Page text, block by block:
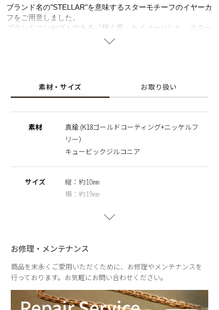
ブランド名の"STELLAR"を意味するスターモチーフのイヤーカ
フをご用意しました。
ブランドコンセプトである『輝く星』をイメージした、スター
のフォルムとランダムに並べたサイズ違いのジルコニアは、見
りの目を惹く主役級アイテムです。
華奢なサイズ感でデイリー使いしやすく、カジュアルからキレ
イめまでコーデを選ばず大活躍。
ーを使用し肌にやさしく、大切な人へのギフトとしてもオスス
イヤリング、イヤーカフのお得なSET(-￥3,300) >>
金属製のアクセサリーに含まれるニッケルで引き起こるアレル
素材・サイズ お取り扱い
素材
真鍮 (K18ゴールドコーティング+ニッケルフ
リー）
キュービックジルコニア
サイズ
縦：約10㎜
横：約19㎜
お修理・メンテナンス
商品を末永くご愛用いただくために、お修理やメンテナンスを
行っております。お気軽にお問い合わせください。